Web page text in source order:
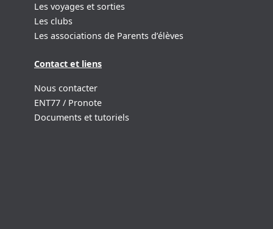
Les voyages et sorties
Les clubs
Les associations de Parents d’élèves
Contact et liens
Nous contacter
ENT77 / Pronote
Documents et tutoriels